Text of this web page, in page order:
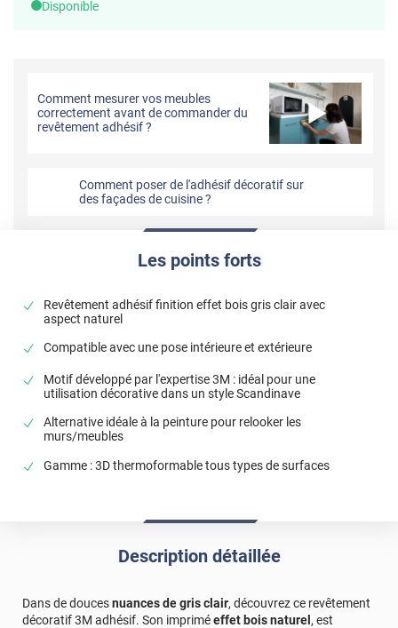
Disponible
Comment mesurer vos meubles
correctement avant de commander du
revêtement adhésif ?
Comment poser de l'adhésif décoratif sur
des façades de cuisine ?
Les points forts
Revêtement adhésif finition effet bois gris clair avec
aspect naturel
Compatible avec une pose intérieure et extérieure
Motif développé par l'expertise 3M : idéal pour une
utilisation décorative dans un style Scandinave
Alternative idéale à la peinture pour relooker les
murs/meubles
Gamme : 3D thermoformable tous types de surfaces
Description détaillée
Dans de doucesnuances de gris clair, découvrez ce revêtement
décoratif 3M adhésif. Son impriméeffet bois naturel , est